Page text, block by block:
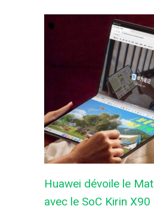
Huawei dévoile le
avec le SoC Kirin X90